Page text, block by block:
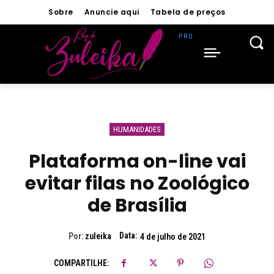
Sobre Anuncie aqui Tabela de preços
HUMANIDADES
Plataforma on-line vai
evitar filas no Zoológico
de Brasília
Por: zuleika Data: 4 de julho de 2021
COMPARTILHE: